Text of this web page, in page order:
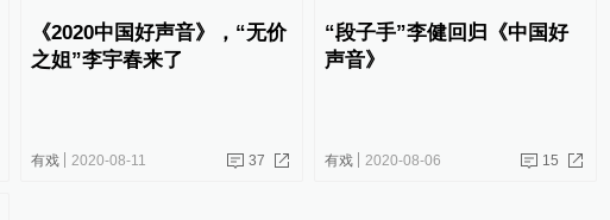
《2020中国好声音》，“无价
之姐”李宇春来了
有戏 2020-08-11 37
“段子手”李健回归《中国好
声音》
有戏 2020-08-06 15